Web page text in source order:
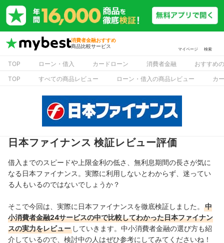
消費者金融おすすめ
商品比較サービス
マイページ 検索
TOP ローン・借入 カードローン 消費者金融
おすすめ
TOP
すべての商品レビュー ローン・借入の商品レビュー カ
日本ファイナンス 検証レビュー評価
借入までのスピードや上限金利の低さ、無利息期間の長さが気に
なる日本ファイナンス。実際に利用しないとわからず、迷ってい
る人もいるのではないでしょうか？
そこで今回は、実際に日本ファイナンスを徹底検証しました。
中
小消費者金融24サービスの中で比較してわかった日本ファイナン
スの実力をレビュー していきます。中小消費者金融の選び方も紹
介しているので、検討中の人はぜひ参考にしてみてくださいね！